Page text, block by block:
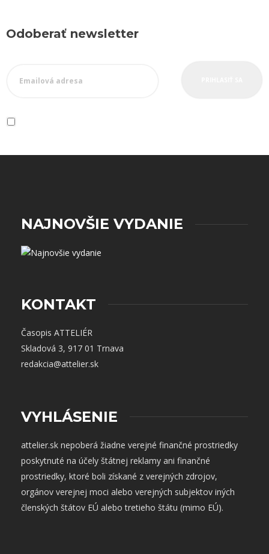
Odoberať newsletter
NAJNOVŠIE VYDANIE
KONTAKT
Časopis ATTELIÉR
Skladová 3, 917 01 Trnava
redakcia@attelier.sk
VYHLÁSENIE
attelier.sk nepoberá žiadne verejné finančné prostriedky
poskytnuté na účely štátnej reklamy ani finančné
prostriedky, ktoré boli získané z verejných zdrojov,
orgánov verejnej moci alebo verejných subjektov iných
členských štátov EÚ alebo tretieho štátu (mimo EÚ).